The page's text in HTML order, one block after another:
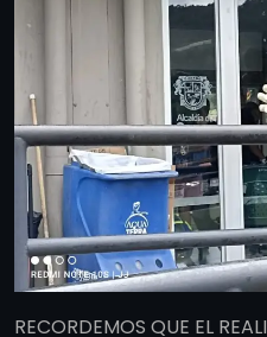
RECORDEMOS QUE EL